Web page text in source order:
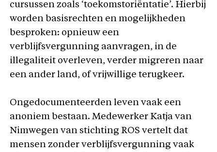
cursussen zoals ‘toekomstoriëntatie’. Hierbij
worden basisrechten en mogelijkheden
besproken: opnieuw een
verblijfsvergunning aanvragen, in de
illegaliteit overleven, verder migreren naar
een ander land, of vrijwillige terugkeer.
Ongedocumenteerden leven vaak een
anoniem bestaan. Medewerker Katja van
Nimwegen van stichting ROS vertelt dat
mensen zonder verblijfsvergunning vaak